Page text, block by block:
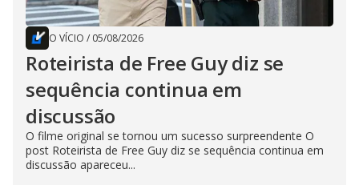
O VÍCIO / 05/08/2026
Roteirista de Free Guy diz se
sequência continua em
discussão
O filme original se tornou um sucesso surpreendente O
post Roteirista de Free Guy diz se sequência continua em
discussão apareceu...